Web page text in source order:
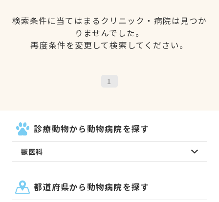
検索条件に当てはまるクリニック・病院は見つか
りませんでした。
再度条件を変更して検索してください。
1
診療動物から動物病院を探す
獣医科
都道府県から動物病院を探す